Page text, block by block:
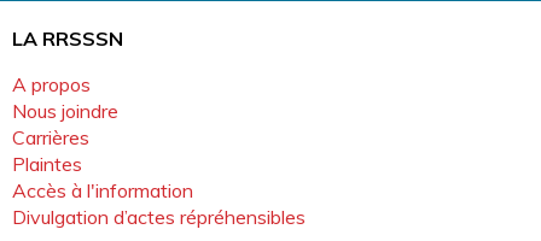
LA RRSSSN
A propos
Nous joindre
Carrières
Plaintes
Accès à l'information
Divulgation d’actes répréhensibles